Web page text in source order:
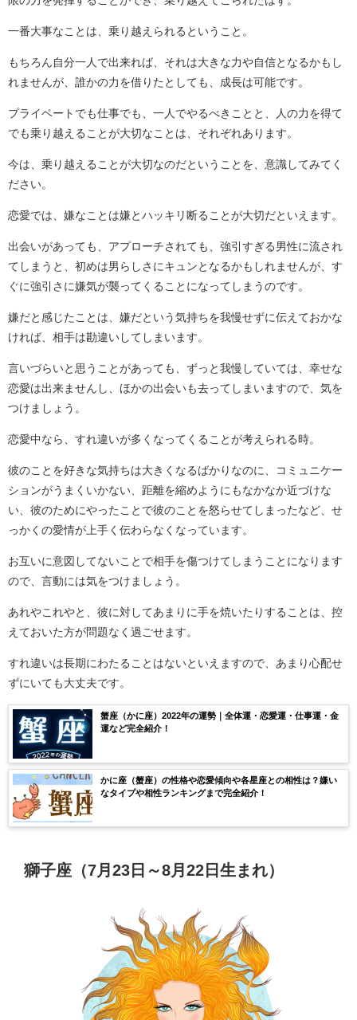
一番大事なことは、乗り越えられるということ。
もちろん自分一人で出来れば、それは大きな力や自信となるかもし
れませんが、誰かの力を借りたとしても、成長は可能です。
プライベートでも仕事でも、一人でやるべきことと、人の力を得て
でも乗り越えることが大切なことは、それぞれあります。
今は、乗り越えることが大切なのだということを、意識してみてく
ださい。
恋愛では、嫌なことは嫌とハッキリ断ることが大切だといえます。
出会いがあっても、アプローチされても、強引すぎる男性に流され
てしまうと、初めは男らしさにキュンとなるかもしれませんが、す
ぐに強引さに嫌気が襲ってくることになってしまうのです。
嫌だと感じたことは、嫌だという気持ちを我慢せずに伝えておかな
ければ、相手は勘違いしてしまいます。
言いづらいと思うことがあっても、ずっと我慢していては、幸せな
恋愛は出来ませんし、ほかの出会いも去ってしまいますので、気を
つけましょう。
恋愛中なら、すれ違いが多くなってくることが考えられる時。
彼のことを好きな気持ちは大きくなるばかりなのに、コミュニケー
ションがうまくいかない、距離を縮めようにもなかなか近づけな
い、彼のためにやったことで彼のことを怒らせてしまったなど、せ
っかくの愛情が上手く伝わらなくなっています。
お互いに意図してないことで相手を傷つけてしまうことになります
ので、言動には気をつけましょう。
あれやこれやと、彼に対してあまりに手を焼いたりすることは、控
えておいた方が問題なく過ごせます。
すれ違いは長期にわたることはないといえますので、あまり心配せ
ずにいても大丈夫です。
蟹座（かに座）2022年の運勢｜全体運・恋愛運・仕事運・金
運など完全紹介！
かに座（蟹座）の性格や恋愛傾向や各星座との相性は？嫌い
なタイプや相性ランキングまで完全紹介！
獅子座（7月23日～8月22日生まれ）